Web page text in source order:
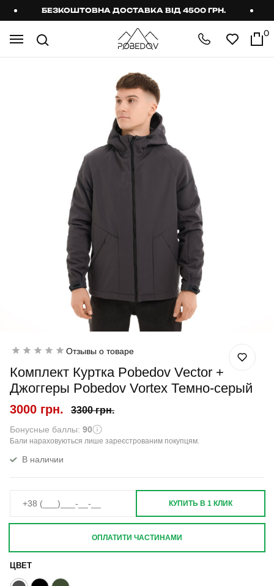
БЕЗКОШТОВНА ДОСТАВКА ВІД 4500 ГРН.
0
Отзывы о товаре
Комплект Куртка Pobedov Vector +
Джоггеры Pobedov Vortex Темно-серый
3000 грн. 3300 грн.
Бонусные баллы: 90
Бали нараховуються лише зареєстрованим покупцям.
В наличии
ЦВЕТ
КУПИТЬ В 1 КЛИК
ОПЛАТИТИ ЧАСТИНАМИ